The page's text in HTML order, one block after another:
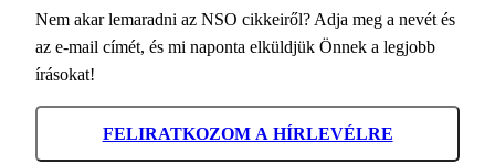
Nem akar lemaradni az NSO cikkeiről? Adja meg a nevét és
az e-mail címét, és mi naponta elküldjük Önnek a legjobb
írásokat!
FELIRATKOZOM A HÍRLEVÉLRE